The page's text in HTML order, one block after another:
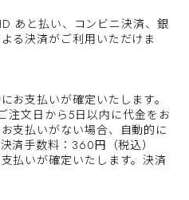
あと払い、コンビニ決済、銀
る決済がご利用いただけま
お支払いが確定いたします。
注文日から5日以内に代金をお
支払いがない場合、自動的に
済手数料：360円（税込）
払いが確定いたします。決済